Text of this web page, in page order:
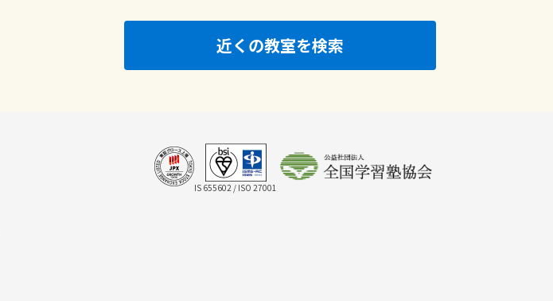
近くの教室を検索
IS 655602 / ISO 27001